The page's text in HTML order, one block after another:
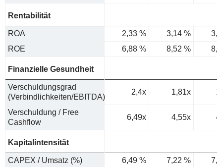
Rentabilität
ROA 2,33 % 3,14 %
ROE
6,88 % 8,52 %
Finanzielle Gesundheit
Verschuldungsgrad
(Verbindlichkeiten/EBITDA)
2,4x 1,81x
Verschuldung / Free
Cashflow
6,49x 4,55x
Kapitalintensität
CAPEX / Umsatz (%) 6,49 % 7,22 %